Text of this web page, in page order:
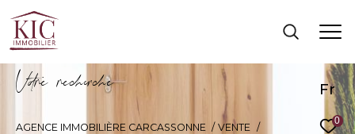
Fr
0
Vore recece
AGENCE IMMOBILIÈRE CARCASSONNE
VENTE